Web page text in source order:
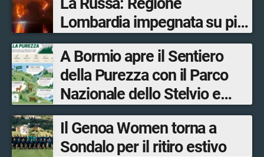
Lombardia impegnata su più
fronti, 48 volontari coinvolti
tra le province di Lecco,
Sondrio, Milano e Como
A Bormio apre il Sentiero
della Purezza con il Parco
Nazionale dello Stelvio e
Bormio Tourism
Il Genoa Women torna a
Sondalo per il ritiro estivo